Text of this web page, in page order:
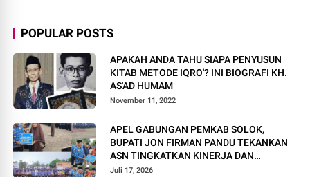
POPULAR POSTS
APAKAH ANDA TAHU SIAPA PENYUSUN
KITAB METODE IQRO'? INI BIOGRAFI KH.
AS'AD HUMAM
November 11, 2022
APEL GABUNGAN PEMKAB SOLOK,
BUPATI JON FIRMAN PANDU TEKANKAN
ASN TINGKATKAN KINERJA DAN
PELAYANAN MASYARAKAT.
Juli 17, 2026